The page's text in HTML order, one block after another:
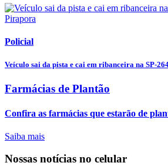
Policial
Veículo sai da pista e cai em ribanceira na SP-
Farmácias de Plantão
Confira as farmácias que estarão de
Saiba mais
Nossas notícias no celular